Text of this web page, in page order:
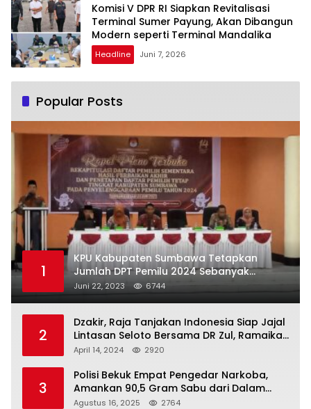
Komisi V DPR RI Siapkan Revitalisasi
Terminal Sumer Payung, Akan Dibangun
Modern seperti Terminal Mandalika
Headline Juni 7, 2026
Popular Posts
1
KPU Kabupaten Sumbawa Tetapkan
Jumlah DPT Pemilu 2024 Sebanyak
367.987 Pemilih
Juni 22, 2023 6744
2
Dzakir, Raja Tanjakan Indonesia Siap Jajal
Lintasan Seloto Bersama DR Zul, Ramaikan
Trabas JAS #2 KSB
April 14, 2024 2920
3
Polisi Bekuk Empat Pengedar Narkoba,
Amankan 90,5 Gram Sabu dari Dalam
Mobil
Agustus 16, 2025 2764